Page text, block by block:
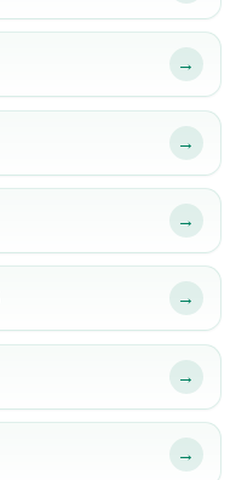
→
→
→
→
→
→